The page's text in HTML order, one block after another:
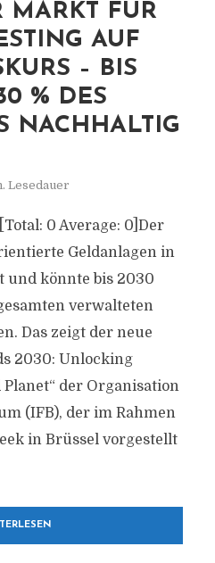
MARKT FÜR
AUF
– BIS
% DES
NACHHALTIG
Lesedauer
0 Average: 0]Der
Geldanlagen in
und könnte bis 2030
verwalteten
Das zeigt der neue
2030: Unlocking
Planet“ der Organisation
(IFB), der im Rahmen
in Brüssel vorgestellt